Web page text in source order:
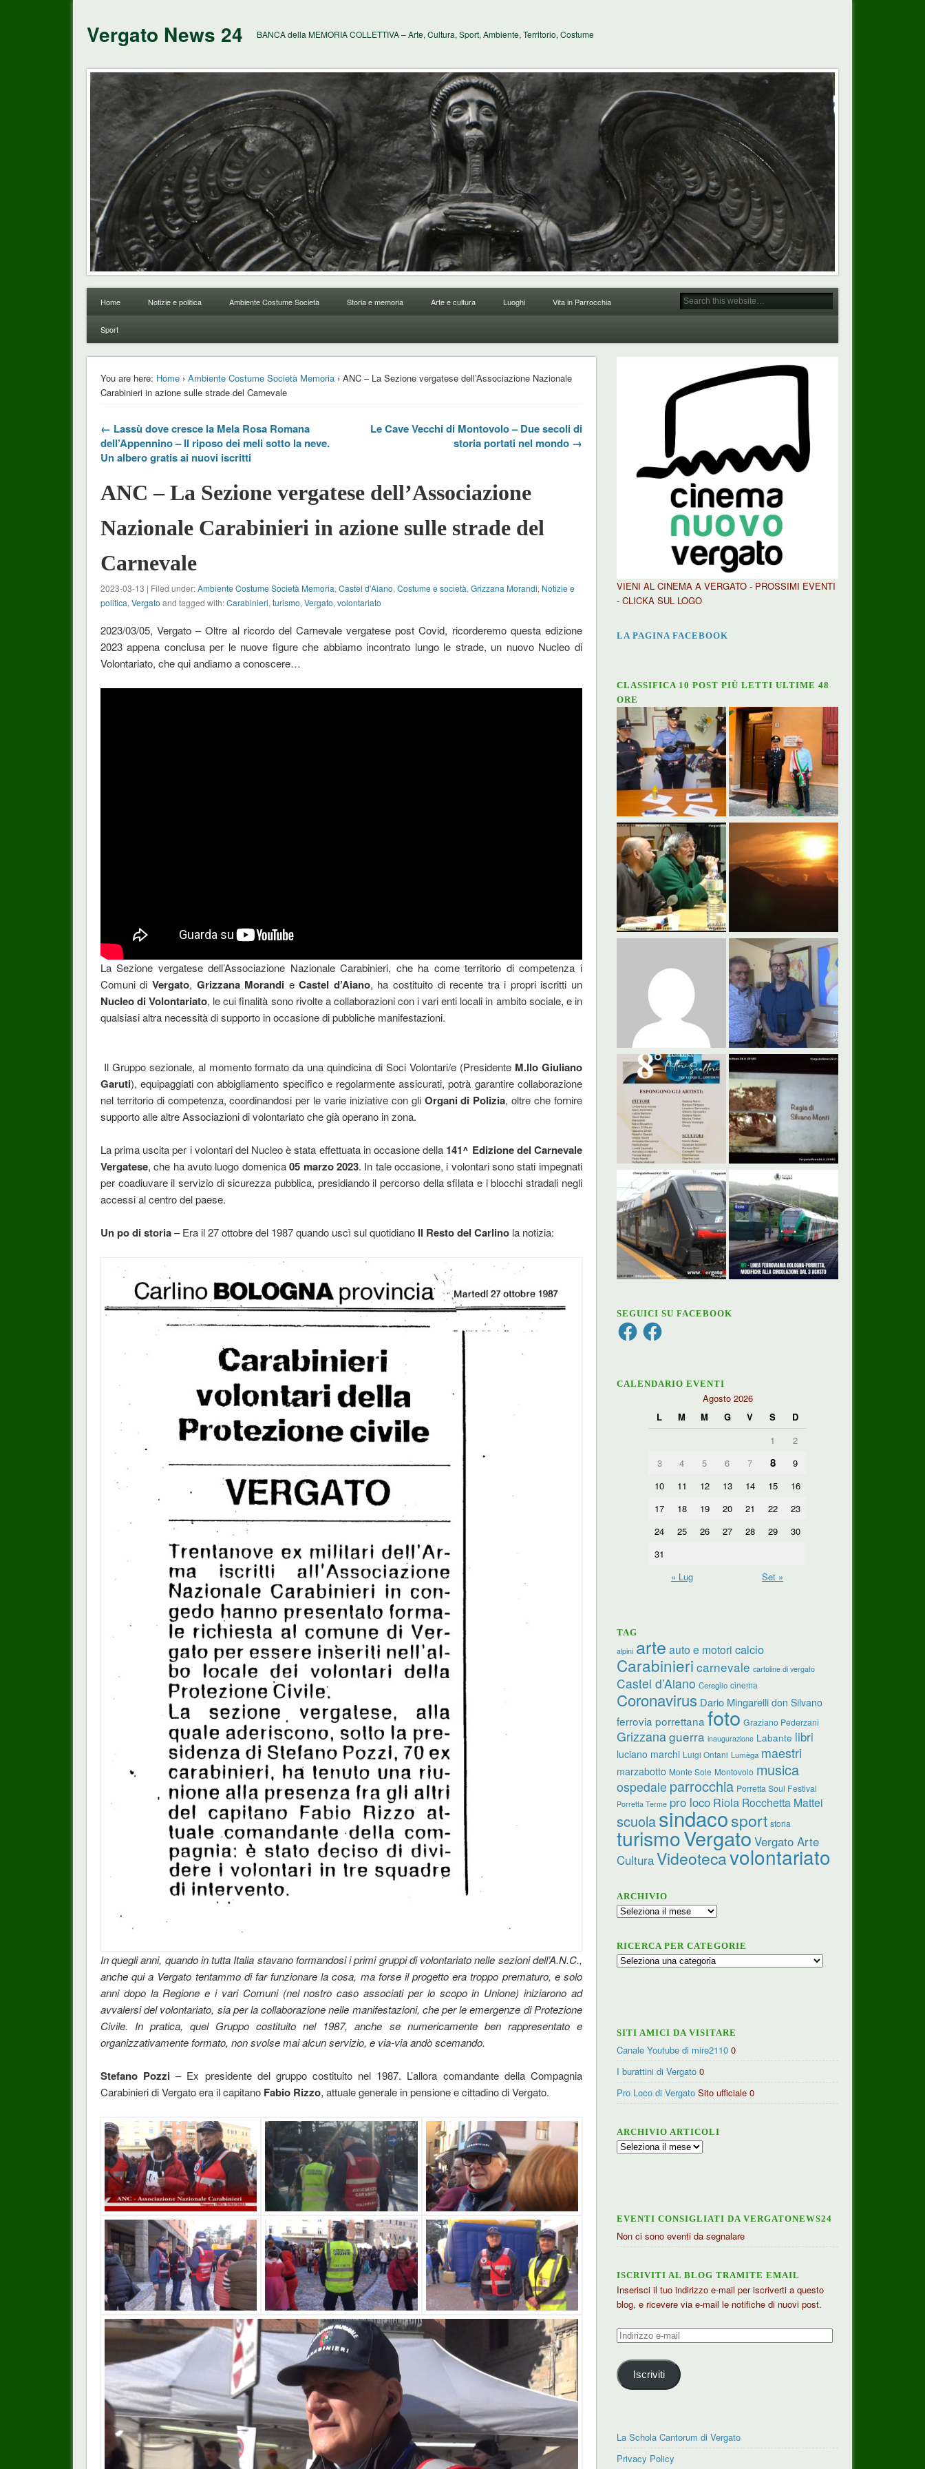
Vergato News 24 BANCA della MEMORIA COLLETTIVA – Arte, Cultura, Sport, Ambiente, Territorio, Costume
Home Notizie e politica Ambiente Costume Società Storia e memoria Arte e cultura Luoghi Vita in Parrocchia
Sport
You are here: Home› Ambiente Costume Società Memoria› ANC – La Sezione vergatese dell’Associazione Nazionale
Carabinieri in azione sulle strade del Carnevale
← Lassù dove cresce la Mela Rosa Romana
dell’Appennino – Il riposo dei meli sotto la neve.
Un albero gratis ai nuovi iscritti
Le Cave Vecchi di Montovolo – Due secoli di
storia portati nel mondo →
ANC – La Sezione vergatese dell’Associazione
Nazionale Carabinieri in azione sulle strade del
Carnevale
2023-03-13 | Filed under:Ambiente Costume Società Memoria, Castel d'Aiano, Costume e società, Grizzana Morandi, Notizie e
politica, Vergato and tagged with:Carabinieri, turismo, Vergato, volontariato
2023/03/05, Vergato – Oltre al ricordo del Carnevale vergatese post Covid, ricorderemo questa edizione
2023 appena conclusa per le nuove figure che abbiamo incontrato lungo le strade, un nuovo Nucleo di
Volontariato, che qui andiamo a conoscere…
La Sezione vergatese dell’Associazione Nazionale Carabinieri, che ha come territorio di competenza i
Comuni diVergato, Grizzana Morandi eCastel d’Aiano, ha costituito di recente tra i propri iscritti un
Nucleo di Volontariato, le cui finalità sono rivolte a collaborazioni con i vari enti locali in ambito sociale, e in
qualsiasi altra necessità di supporto in occasione di pubbliche manifestazioni.
Il Gruppo sezionale, al momento formato da una quindicina di Soci Volontari/e (Presidente M.llo Giuliano
Garuti), equipaggiati con abbigliamento specifico e regolarmente assicurati, potrà garantire collaborazione
nel territorio di competenza, coordinandosi per le varie iniziative con gli Organi di Polizia, oltre che fornire
supporto alle altre Associazioni di volontariato che già operano in zona.
La prima uscita per i volontari del Nucleo è stata effettuata in occasione della 141^ Edizione del Carnevale
Vergatese, che ha avuto luogo domenica05 marzo 2023. In tale occasione, i volontari sono stati impegnati
per coadiuvare il servizio di sicurezza pubblica, presidiando il percorso della sfilata e i blocchi stradali negli
accessi al centro del paese.
Un po di storia– Era il 27 ottobre del 1987 quando uscì sul quotidiano Il Resto del Carlinola notizia:
In quegli anni, quando in tutta Italia stavano formandosi i primi gruppi di volontariato nelle sezioni dell’A.N.C.,
anche qui a Vergato tentammo di far funzionare la cosa, ma forse il progetto era troppo prematuro, e solo
anni dopo la Regione e i vari Comuni (nel nostro caso associati per lo scopo in Unione) iniziarono ad
avvalersi del volontariato, sia per la collaborazione nelle manifestazioni, che per le emergenze di Protezione
Civile. In pratica, quel Gruppo costituito nel 1987, anche se numericamente ben rappresentato e
organizzativamente formato, non svolse mai alcun servizio, e via-via andò scemando.
Stefano Pozzi– Ex presidente del gruppo costituito nel 1987. L’allora comandante della Compagnia
Carabinieri di Vergato era il capitanoFabio Rizzo, attuale generale in pensione e cittadino di Vergato.
VIENI AL CINEMA A VERGATO - PROSSIMI EVENTI
- CLICKA SUL LOGO
LA PAGINA FACEBOOK
CLASSIFICA 10 POST PIÙ LETTI ULTIME 48
ORE
SEGUICI SU FACEBOOK
FacebookFacebook
CALENDARIO EVENTI
Agosto 2026
L
M M G V S
D
1
2
3
4 5 6 7 8
9
10
11 12 13 14 15
16
17
18 19 20 21 22
23
24
25 26 27 28 29
30
31
« Lug
Set »
TAG
alpini arte auto e motori calcio
Carabinieri carnevale cartoline di vergato
Castel d’Aiano Cereglio cinema
Coronavirus Dario Mingarelli don Silvano
ferrovia porrettana foto Graziano Pederzani
Grizzanaguerra inaugurazione Labante libri
luciano marchi Luigi Ontani Lumèga maestri
marzabotto Monte Sole Montovolo musica
ospedale parrocchia Porretta Soul Festival
Porretta Terme pro loco Riola Rocchetta Mattei
scuolasindacosport storia
turismoVergato Vergato Arte
CulturaVideotecavolontariato
ARCHIVIO
Archivio
RICERCA PER CATEGORIE
Ricerca
SITI AMICI DA VISITARE
Canale Youtube di mire2110 0
I burattini di Vergato 0
Pro Loco di Vergato Sito ufficiale 0
ARCHIVIO ARTICOLI
Archivio
EVENTI CONSIGLIATI DA VERGATONEWS24
Non ci sono eventi da segnalare
ISCRIVITI AL BLOG TRAMITE EMAIL
Inserisci il tuo indirizzo e-mail per iscriverti a questo
blog, e ricevere via e-mail le notifiche di nuovi post.
Indirizzo
mail
Iscriviti
La Schola Cantorum di Vergato
Privacy Policy